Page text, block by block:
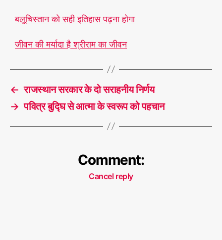
बलूचिस्तान को सही इतिहास पढ़ना होगा
जीवन की मर्यादा है श्रीराम का जीवन
T
g
र्व
म
भा
व
← राजस्थान सरकार के दो सराहनीय निर्णय
→ पवित्र बुद्घि से आत्मा के स्वरूप को पहचान
Comment:
Cancel reply